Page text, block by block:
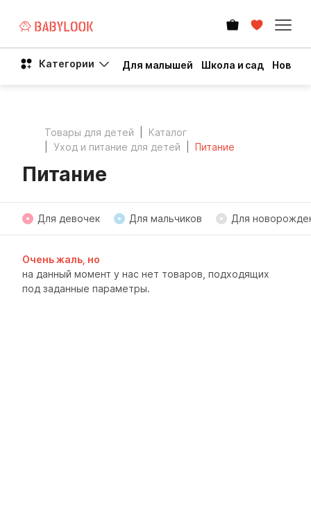
Категории Для малышей Школа и сад Новый
Товары для детей
Каталог
Уход и питание для детей
Питание
Питание
Для девочек Для мальчиков Для
Очень жаль, но
на данный момент у нас нет товаров, подходящих
под заданные параметры.